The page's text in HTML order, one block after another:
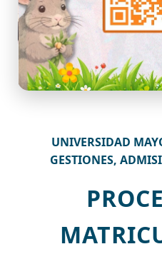
UNIVERSIDAD
GESTIONES,